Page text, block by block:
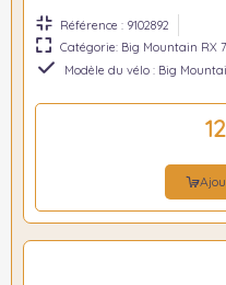
Référence : 9102892
Catégorie: Big Mountain RX
Modèle du vélo : Big